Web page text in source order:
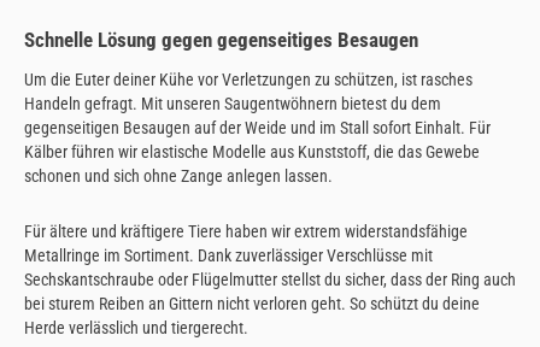
Schnelle Lösung gegen gegenseitiges Besaugen
Um die Euter deiner Kühe vor Verletzungen zu schützen, ist rasches
Handeln gefragt. Mit unseren Saugentwöhnern bietest du dem
gegenseitigen Besaugen auf der Weide und im Stall sofort Einhalt. Für
Kälber führen wir elastische Modelle aus Kunststoff, die das Gewebe
schonen und sich ohne Zange anlegen lassen.
Für ältere und kräftigere Tiere haben wir extrem widerstandsfähige
Metallringe im Sortiment. Dank zuverlässiger Verschlüsse mit
Sechskantschraube oder Flügelmutter stellst du sicher, dass der Ring auch
bei sturem Reiben an Gittern nicht verloren geht. So schützt du deine
Herde verlässlich und tiergerecht.